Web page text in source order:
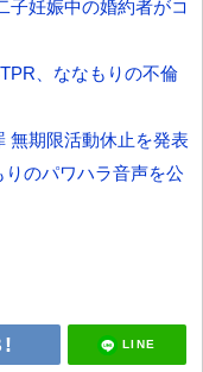
子妊娠中の婚約者がコ
、ななもりの不倫
無期限活動休止を発表
のパワハラ音声を公
LINE